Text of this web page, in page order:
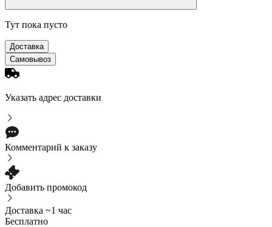
Тут пока пусто
Доставка
Самовывоз
Указать адрес доставки
Комментарий к заказу
Добавить промокод
Доставка ~1 час
Бесплатно